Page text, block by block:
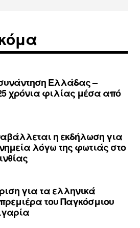
Ελλάδας –
χρόνια φιλίας μέσα από
η εκδήλωση για
λόγω της φωτιάς στο
για τα ελληνικά
του Παγκόσμιου